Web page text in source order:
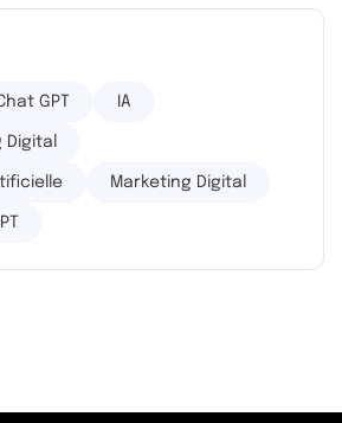
GPT IA
Digital
Marketing Digital